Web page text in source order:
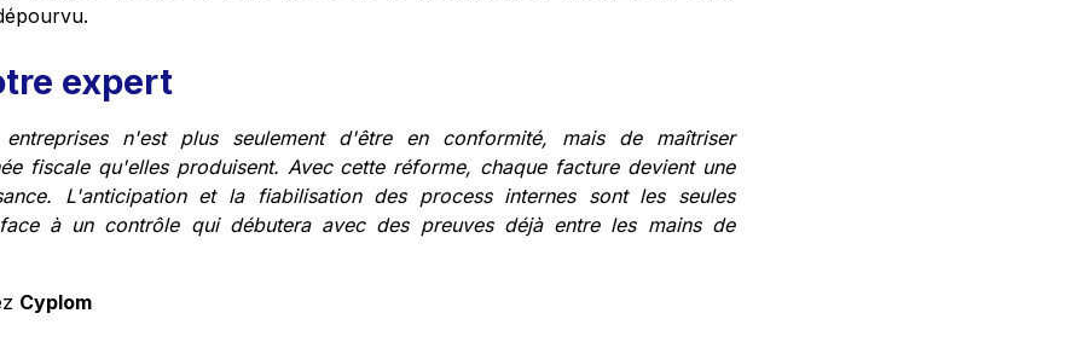
expert
n'est plus seulement d'être en conformité, mais de maîtriser
fiscale qu'elles produisent. Avec cette réforme, chaque facture devient une
L'anticipation et la fiabilisation des process internes sont les seules
à un contrôle qui débutera avec des preuves déjà entre les mains de
Cyplom